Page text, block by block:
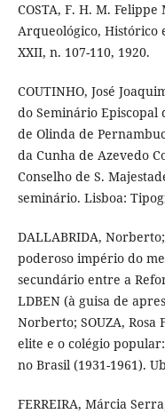
COSTA, F. H. M.
Arqueológico, Histórico
XXII, n. 107-110, 1920.
COUTINHO, José
do Seminário Episcopal
de Olinda de
da Cunha de Azevedo
Conselho de S.
seminário. Lisboa:
DALLABRIDA,
poderoso império do
secundário entre a
LDBEN (à guisa de
Norberto; SOUZA, Rosa
elite e o colégio
no Brasil (1931-1961).
FERREIRA, Márcia